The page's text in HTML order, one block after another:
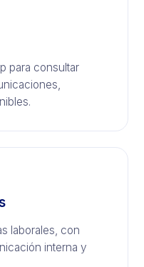
para consultar
laborales, con
interna y